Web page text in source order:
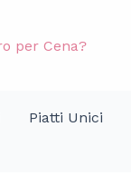
Piatti Unici